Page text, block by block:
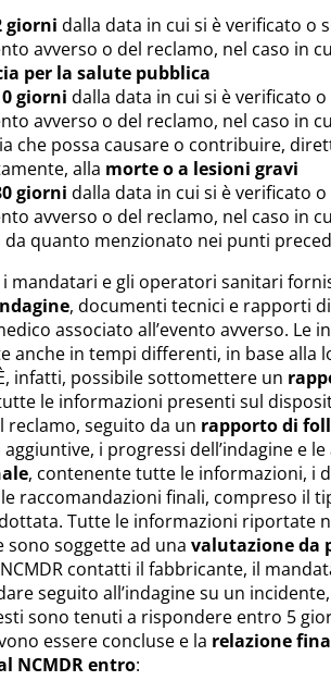
giorni dalla data in cui si è verificato o
avverso o del reclamo, nel caso in
per la salute pubblica
giorni dalla data in cui si è verificato
avverso o del reclamo, nel caso in
che possa causare o contribuire,
alla morte o a lesioni gravi
giorni dalla data in cui si è verificato
avverso o del reclamo, nel caso in
da quanto menzionato nei punti
mandatari e gli operatori sanitari
, documenti tecnici e rapporti
associato all’evento avverso. Le
anche in tempi differenti, in base alla
infatti, possibile sottomettere un
le informazioni presenti sul
reclamo, seguito da un rapporto di
i progressi dell’indagine e
, contenente tutte le informazioni, i
raccomandazioni finali, compreso il
Tutte le informazioni riportate
sono soggette ad una valutazione da
contatti il fabbricante, il
seguito all’indagine su un
sono tenuti a rispondere entro 5
essere concluse e la relazione
NCMDR entro: